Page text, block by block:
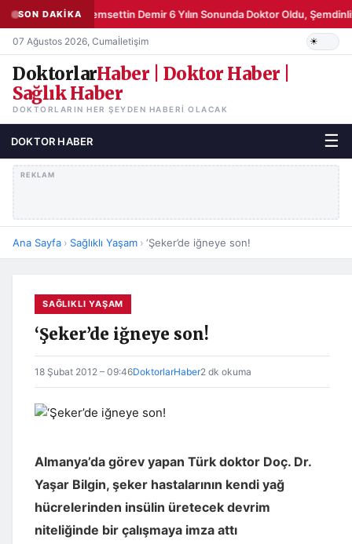
SON DAKİKA Şemsettin Demir 6 Yılın Sonunda Doktor Oldu,
07 Ağustos 2026, Cumaİletişim
DoktorlarHaber | Doktor Haber |
Sağlık Haber
DOKTORLARIN HER ŞEYDEN HABERI OLACAK
DOKTOR HABER ☰
REKLAM
Ana Sayfa › Sağlıklı Yaşam › ‘Şeker’de iğneye son!
SAĞLIKLI YAŞAM
‘Şeker’de iğneye son!
18 Şubat 2012 – 09:46DoktorlarHaber2 dk okuma
Almanya’da görev yapan Türk doktor Doç. Dr.
Yaşar Bilgin, şeker hastalarının kendi yağ
hücrelerinden insülin üretecek devrim
niteliğinde bir çalışmaya imza attı